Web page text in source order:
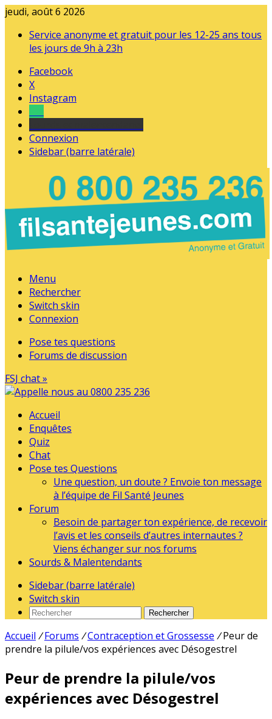
jeudi, août 6 2026
Service anonyme et gratuit pour les 12-25 ans tous
les jours de 9h à 23h
Facebook
X
Instagram
Connexion
Sidebar (barre latérale)
Menu
Rechercher
Switch skin
Connexion
Pose tes questions
Forums de discussion
FSJ chat »
Accueil
Enquêtes
Quiz
Chat
Pose tes Questions
Une question, un doute ? Envoie ton message
à l’équipe de Fil Santé Jeunes
Forum
Besoin de partager ton expérience, de recevoir
l’avis et les conseils d’autres internautes ?
Viens échanger sur nos forums
Sourds & Malentendants
Sidebar (barre latérale)
Switch skin
Rechercher
Accueil / Forums /Contraception et Grossesse / Peur de
prendre la pilule/vos expériences avec Désogestrel
Peur de prendre la pilule/vos
expériences avec Désogestrel